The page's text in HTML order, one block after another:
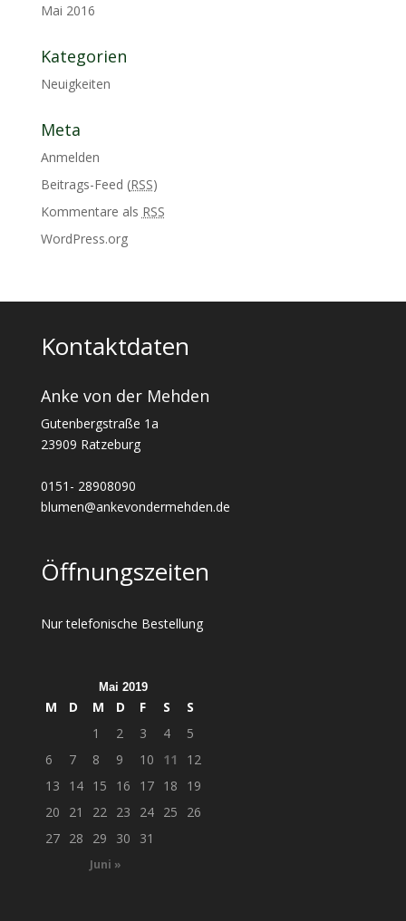
Mai 2016
Kategorien
Neuigkeiten
Meta
Anmelden
Beitrags-Feed (RSS)
Kommentare als RSS
WordPress.org
Kontaktdaten
Anke von der Mehden
Gutenbergstraße 1a
23909 Ratzeburg
0151- 28908090
blumen@ankevondermehden.de
Öffnungszeiten
Nur telefonische Bestellung
Mai 2019
M D M D F S S
Juni »
1 2 3 4
5
6
7 8 9 10 11
12
13
14 15 16 17 18
19
20
21 22 23 24 25
26
27 28 29 30 31